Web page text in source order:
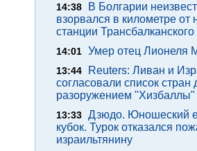
14:38
В Болгарии
взорвался в километре от
станции
14:01 Умер отец Лионеля
13:44
Reuters: Ливан и
согласовали список стран
разоружением "Хизбаллы"
13:33 Дзюдо. Юношеский
кубок. Турок отказался
израильтянину